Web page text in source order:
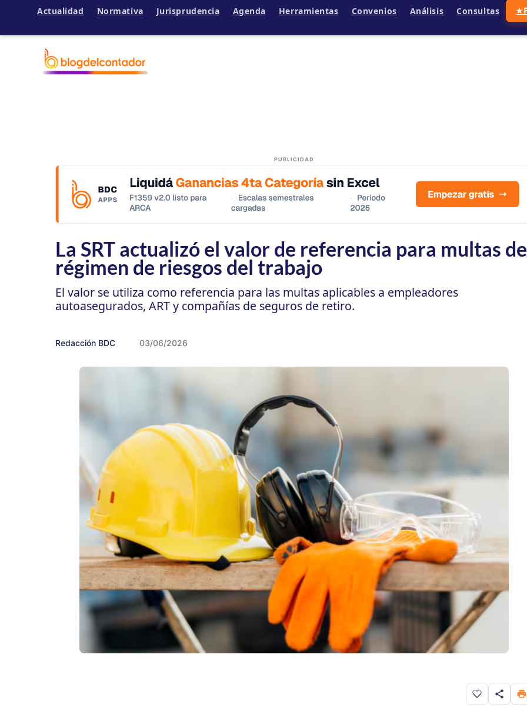
Actualidad Normativa Jurisprudencia Agenda Herramientas Convenios Análisis Consultas ★
PUBLICIDAD
La SRT actualizó el valor de referencia para multas
régimen de riesgos del trabajo
El valor se utiliza como referencia para las multas aplicables a empleadores
autoasegurados, ART y compañías de seguros de retiro.
Redacción BDC 03/06/2026
Guardar en